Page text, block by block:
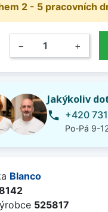
2 - 5 pracovních
− +
Jakýkoliv
phone +420
Po-Pá 9-
Blanco
525817